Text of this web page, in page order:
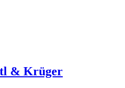
& Krüger